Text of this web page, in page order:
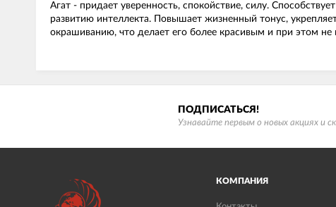
Агат - придает уверенность, спокойствие, силу.
развитию интеллекта. Повышает жизненный тонус,
окрашиванию, что делает его более красивым и при этом не
ПОДПИСАТЬСЯ!
Узнавайте первым о новых акциях и
КОМПАНИЯ